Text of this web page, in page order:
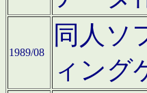
1989/08
同人ソ
ィング